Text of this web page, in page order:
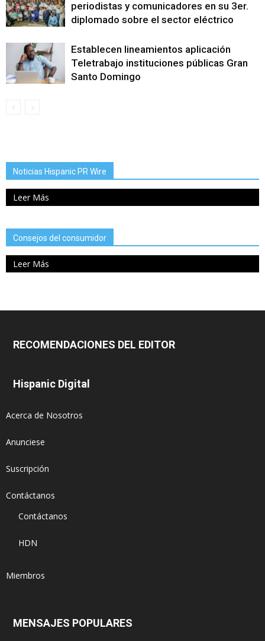
periodistas y comunicadores en su 3er.
diplomado sobre el sector eléctrico
Establecen lineamientos aplicación
Teletrabajo instituciones públicas Gran
Santo Domingo
Noticias Hispanic PR Wire
Leer Más
Consejos del consumidor
Leer Más
RECOMENDACIONES DEL EDITOR
Hispanic Digital
Acerca de Nosotros
Anunciese
Suscripción
Contáctanos
Contáctanos
HDN
Miembros
MENSAJES POPULARES